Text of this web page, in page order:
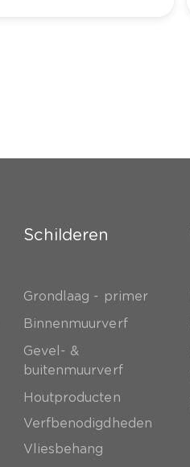
Schilderen
Grondlaag - primer
Binnenmuurverf
Gevel- &
buitenmuurverf
Houtproducten
Verfbenodigdheden
Vliesbehang